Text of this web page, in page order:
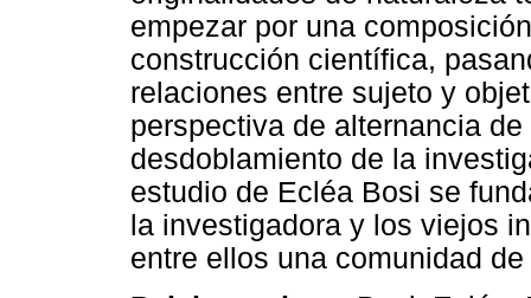
empezar por una
construcción científica,
relaciones entre sujeto y
perspectiva de alternancia
desdoblamiento de la
estudio de Ecléa Bosi se
la investigadora y los viejos
entre ellos una comunidad